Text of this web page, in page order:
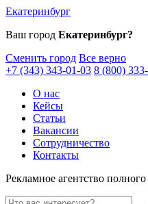
Екатеринбург
Ваш город Екатеринбург?
Сменить город Все верно
+7 (343) 343-01-03 8 (800)
О нас
Кейсы
Статьи
Вакансии
Сотрудничество
Контакты
Рекламное агентство